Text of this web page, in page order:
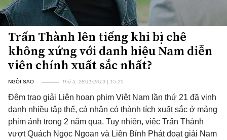
Trấn Thành lên tiếng khi bị chê
không xứng với danh hiệu Nam diễn
viên chính xuất sắc nhất?
NGÔI SAO Thứ 5, 28/11/2019 | 15:25
Đêm trao giải Liên hoan phim Việt Nam lần thứ 21 đã vinh
danh nhiều tập thể, cá nhân có thành tích xuất sắc ở mảng
phim ảnh trong 2 năm qua. Tuy nhiên, việc Trấn Thành
vượt Quách Ngọc Ngoan và Liên Bỉnh Phát đoạt giải Nam